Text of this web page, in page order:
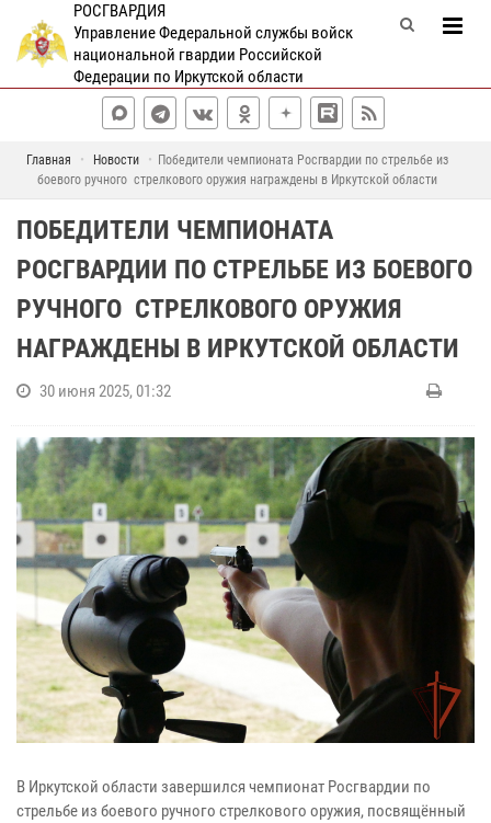
РОСГВАРДИЯ
Управление Федеральной службы войск
национальной гвардии Российской
Федерации по Иркутской области
Главная Новости
Победители чемпионата Росгвардии по стрельбе из
боевого ручного стрелкового оружия награждены в Иркутской области
ПОБЕДИТЕЛИ ЧЕМПИОНАТА
РОСГВАРДИИ ПО СТРЕЛЬБЕ ИЗ БОЕВОГО
РУЧНОГО СТРЕЛКОВОГО ОРУЖИЯ
НАГРАЖДЕНЫ В ИРКУТСКОЙ ОБЛАСТИ
30 июня 2025, 01:32
В Иркутской области завершился чемпионат Росгвардии по
стрельбе из боевого ручного стрелкового оружия, посвящённый